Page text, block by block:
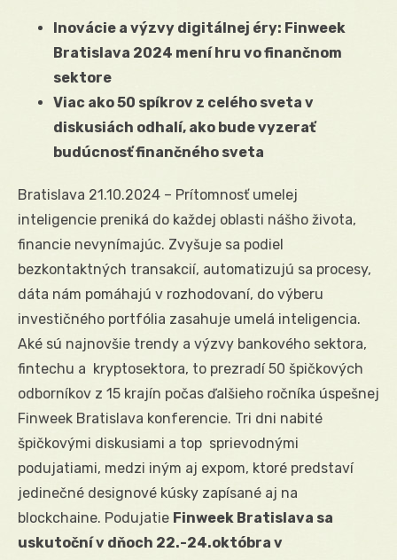
Inovácie a výzvy digitálnej éry: Finweek
Bratislava 2024 mení hru vo finančnom
sektore
Viac ako 50 spíkrov z celého sveta v
diskusiách odhalí, ako bude vyzerať
budúcnosť finančného sveta
Bratislava 21.10.2024 – Prítomnosť umelej
inteligencie preniká do každej oblasti nášho života,
financie nevynímajúc. Zvyšuje sa podiel
bezkontaktných transakcií, automatizujú sa procesy,
dáta nám pomáhajú v rozhodovaní, do výberu
investičného portfólia zasahuje umelá inteligencia.
Aké sú najnovšie trendy a výzvy bankového sektora,
fintechu a kryptosektora, to prezradí 50 špičkových
odborníkov z 15 krajín počas ďalšieho ročníka úspešnej
Finweek Bratislava konferencie. Tri dni nabité
špičkovými diskusiami a top sprievodnými
podujatiami, medzi iným aj expom, ktoré predstaví
jedinečné designové kúsky zapísané aj na
blockchaine. Podujatie Finweek Bratislava sa
uskutoční v dňoch 22.-24.októbra v